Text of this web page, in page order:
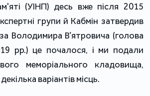
(УІНП) десь вже після 2015
групи й Кабмін затвердив
Володимира В’ятровича (голова
рр.) це почалося, і ми подали
меморіального кладовища,
варіантів місць.